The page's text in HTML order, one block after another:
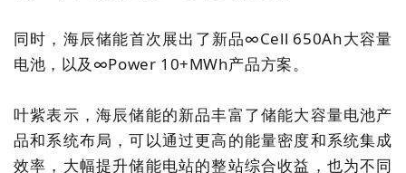
同时，海辰储能首次展出了新品∞Cell 650Ah大容量
电池，以及∞Power 10+MWh产品方案。
叶紫表示，海辰储能的新品丰富了储能大容量电池产
品和系统布局，可以通过更高的能量密度和系统集成
效率，大幅提升储能电站的整站综合收益，也为不同